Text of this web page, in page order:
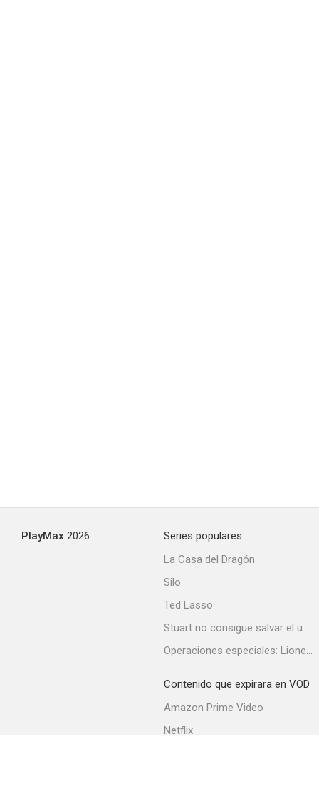
PlayMax 2026
Series populares
La Casa del Dragón
Silo
Ted Lasso
Stuart no consigue salvar el universo
Operaciones especiales: Lioness
Contenido que expirara en VOD
Amazon Prime Video
Netflix